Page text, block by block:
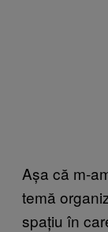
Așa că m-
temă
spațiu în